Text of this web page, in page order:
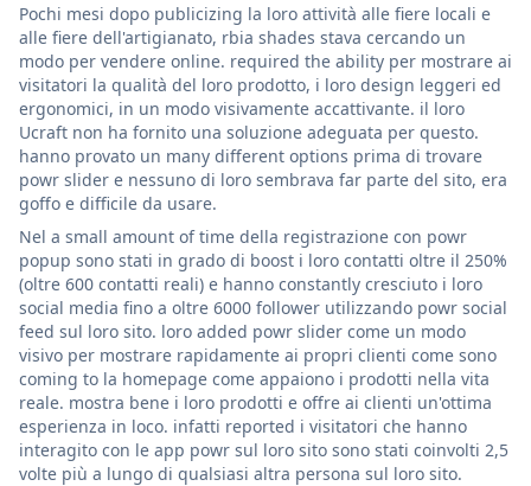
Pochi mesi dopo publicizing la loro attività alle fiere locali e
alle fiere dell'artigianato, rbia shades stava cercando un
modo per vendere online. required the ability per mostrare ai
visitatori la qualità del loro prodotto, i loro design leggeri ed
ergonomici, in un modo visivamente accattivante. il loro
Ucraft non ha fornito una soluzione adeguata per questo.
hanno provato un many different options prima di trovare
powr slider e nessuno di loro sembrava far parte del sito, era
goffo e difficile da usare.
Nel a small amount of time della registrazione con powr
popup sono stati in grado di boost i loro contatti oltre il 250%
(oltre 600 contatti reali) e hanno constantly cresciuto i loro
social media fino a oltre 6000 follower utilizzando powr social
feed sul loro sito. loro added powr slider come un modo
visivo per mostrare rapidamente ai propri clienti come sono
coming to la homepage come appaiono i prodotti nella vita
reale. mostra bene i loro prodotti e offre ai clienti un'ottima
esperienza in loco. infatti reported i visitatori che hanno
interagito con le app powr sul loro sito sono stati coinvolti 2,5
volte più a lungo di qualsiasi altra persona sul loro sito.